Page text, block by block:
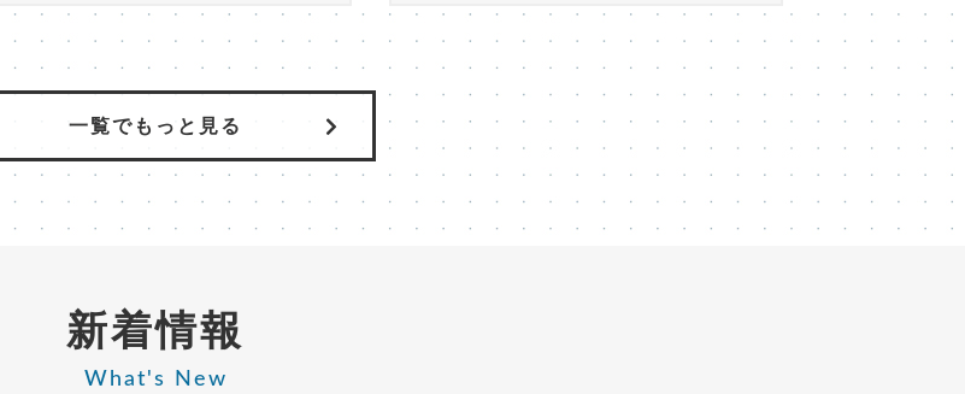
一覧でもっと見る
新着情報
What's New